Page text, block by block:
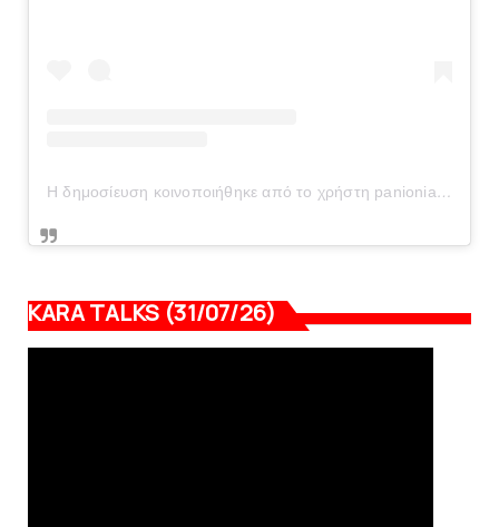
Η δημοσίευση κοινοποιήθηκε από το χρήστη panionianea.gr (@panionianea.gr)
KARA TALKS (31/07/26)